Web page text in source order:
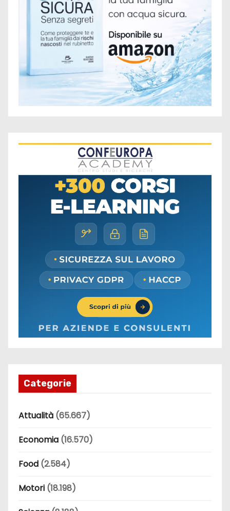
Categorie
Attualità (65.667)
Economia (16.570)
Food (2.584)
Motori (18.198)